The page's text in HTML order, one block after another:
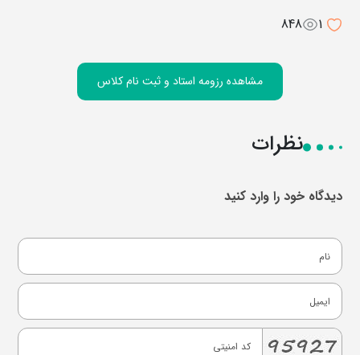
1
848
مشاهده رزومه استاد و ثبت نام کلاس
نظرات
دیدگاه خود را وارد کنید